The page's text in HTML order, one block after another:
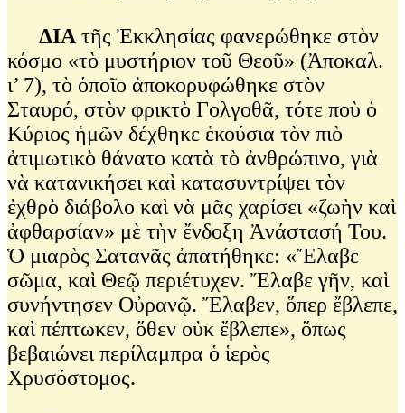
ΔΙΑ τῆς Ἐκκλησίας φανερώθηκε στὸν
κόσμο «τὸ μυστήριον τοῦ Θεοῦ» (Ἀποκαλ.
ι’ 7), τὸ ὁποῖο ἀποκορυφώθηκε στὸν
Σταυρό, στὸν φρικτὸ Γολγοθᾶ, τότε ποὺ ὁ
Κύριος ἡμῶν δέχθηκε ἑκούσια τὸν πιὸ
ἀτιμωτικὸ θάνατο κατὰ τὸ ἀνθρώπινο, γιὰ
νὰ κατανικήσει καὶ κατασυντρίψει τὸν
ἐχθρὸ διάβολο καὶ νὰ μᾶς χαρίσει «ζωὴν καὶ
ἀφθαρσίαν» μὲ τὴν ἔνδοξη Ἀνάστασή Του.
Ὁ μιαρὸς Σατανᾶς ἀπατήθηκε: «Ἔλαβε
σῶμα, καὶ Θεῷ περιέτυχεν. Ἔλαβε γῆν, καὶ
συνήντησεν Οὐρανῷ. Ἔλαβεν, ὅπερ ἔβλεπε,
καὶ πέπτωκεν, ὅθεν οὐκ ἔβλεπε», ὅπως
βεβαιώνει περίλαμπρα ὁ ἱερὸς
Χρυσόστομος.